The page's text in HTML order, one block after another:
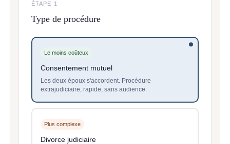
ÉTAPE 1
Type de procédure
Le moins coûteux
Consentement mutuel
Les deux époux s'accordent. Procédure
extrajudiciaire, rapide, sans audience.
Plus complexe
Divorce judiciaire